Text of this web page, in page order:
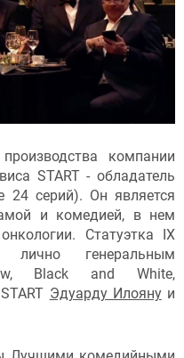
производства компании
START - обладатель
24 серий). Он является
и комедией, в нем
Статуэтка IX
генеральным
Black and White,
Эдуарду Илоянуи